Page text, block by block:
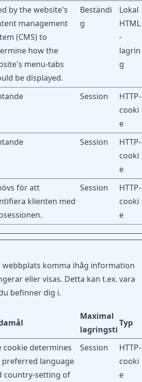
by the website's
management
(CMS) to
how the
menu-tabs
be displayed.
Beständi
g
Lokal
HTML
-
lagrin
g
Session
HTTP-
cooki
e
Session
HTTP-
cooki
e
för att
klienten med
Session
HTTP-
cooki
e
komma ihåg information
eller visas. Detta kan t.ex. vara
befinner dig i.
Maximal
lagringstid
Typ
cookie determines
preferred language
country-setting of
Session
HTTP-
cooki
e